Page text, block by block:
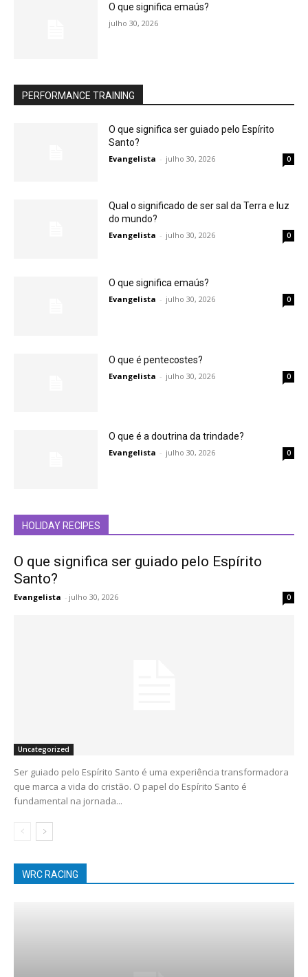
O que significa emaús?
julho 30, 2026
PERFORMANCE TRAINING
O que significa ser guiado pelo Espírito
Santo?
Evangelista - julho 30, 2026 0
Qual o significado de ser sal da Terra e luz
do mundo?
Evangelista - julho 30, 2026 0
O que significa emaús?
Evangelista - julho 30, 2026 0
O que é pentecostes?
Evangelista - julho 30, 2026 0
O que é a doutrina da trindade?
Evangelista - julho 30, 2026 0
HOLIDAY RECIPES
O que significa ser guiado pelo Espírito
Santo?
Evangelista - julho 30, 2026 0
Uncategorized
Ser guiado pelo Espírito Santo é uma experiência transformadora
que marca a vida do cristão. O papel do Espírito Santo é
fundamental na jornada...
WRC RACING